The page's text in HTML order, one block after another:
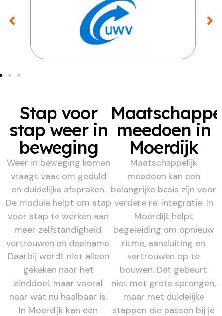
Stap voor
stap weer in
beweging
Weer in beweging komen
vraagt vaak om geduld
en duidelijke afspraken.
De module helpt om stap
voor stap te werken aan
meer zelfstandigheid,
vertrouwen en deelname.
Daarbij wordt niet alleen
gekeken naar het
einddoel, maar vooral
naar wat nu haalbaar is.
In Moerdijk kan een
meedoen in
Moerdijk
Maatschappelijk
meedoen kan een
belangrijke basis zijn voor
verdere re-integratie. In
Moerdijk helpt
begeleiding om opnieuw
ritme, aansluiting en
vertrouwen op te
bouwen. Dat gebeurt
niet met grote sprongen,
maar met duidelijke
stappen die passen bij je